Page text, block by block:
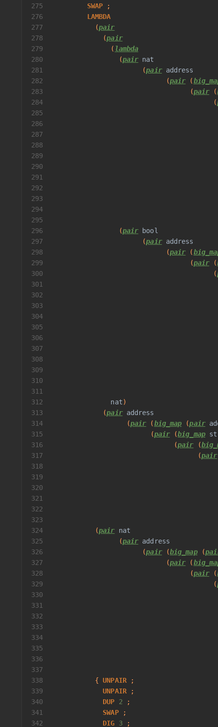
275 SWAP ;
276
LAMBDA
277
(pair
278
(pair
279
( lambda
280
(pair nat
281
(pair address
282
(pair (
283
(pair (
284
(
285
286
287
288
289
290
291
292
293
294
295
296
(pair
bool
297
(pair address
298
(pair (
299
(pair (
300
(
301
302
303
304
305
306
307
308
309
310
311
312
nat)
313
(pair address
314
(pair (big_map (pair
315
(pair (big_map
316
(pair (
317
(pair
318
319
320
321
322
323
324
(pair nat
325
(pair address
326
(pair (big_map (
327
(pair (
328
(pair (
329
(
330
331
332
333
334
335
336
337
338
{ UNPAIR ;
339
UNPAIR ;
340
DUP 2 ;
341
SWAP ;
342
DIG 3 ;